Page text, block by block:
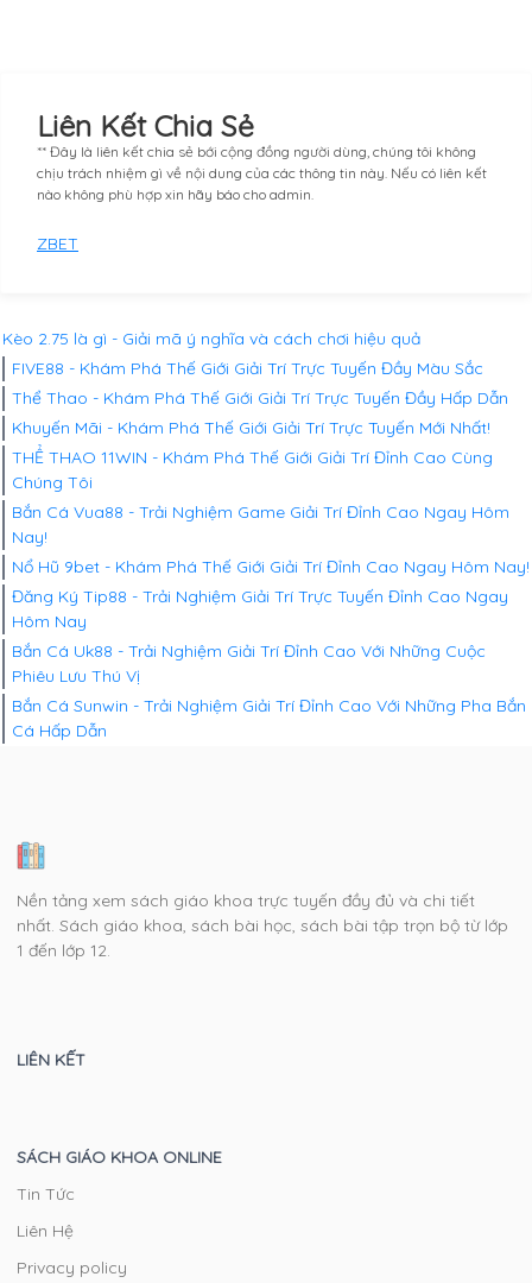
Liên Kết Chia Sẻ
** Đây là liên kết chia sẻ bới cộng đồng người dùng, chúng tôi không
chịu trách nhiệm gì về nội dung của các thông tin này. Nếu có liên kết
nào không phù hợp xin hãy báo cho admin.
ZBET
Kèo 2.75 là gì - Giải mã ý nghĩa và cách chơi hiệu quả
FIVE88 - Khám Phá Thế Giới Giải Trí Trực Tuyến Đầy Màu Sắc
Thể Thao - Khám Phá Thế Giới Giải Trí Trực Tuyến Đầy Hấp Dẫn
Khuyến Mãi - Khám Phá Thế Giới Giải Trí Trực Tuyến Mới Nhất!
THỂ THAO 11WIN - Khám Phá Thế Giới Giải Trí Đỉnh Cao Cùng
Chúng Tôi
Bắn Cá Vua88 - Trải Nghiệm Game Giải Trí Đỉnh Cao Ngay Hôm
Nay!
Nổ Hũ 9bet - Khám Phá Thế Giới Giải Trí Đỉnh Cao Ngay Hôm Nay!
Đăng Ký Tip88 - Trải Nghiệm Giải Trí Trực Tuyến Đỉnh Cao Ngay
Hôm Nay
Bắn Cá Uk88 - Trải Nghiệm Giải Trí Đỉnh Cao Với Những Cuộc
Phiêu Lưu Thú Vị
Bắn Cá Sunwin - Trải Nghiệm Giải Trí Đỉnh Cao Với Những Pha Bắn
Cá Hấp Dẫn
Nền tảng xem sách giáo khoa trực tuyến đầy đủ và chi tiết
nhất. Sách giáo khoa, sách bài học, sách bài tập trọn bộ từ lớp
1 đến lớp 12.
LIÊN KẾT
SÁCH GIÁO KHOA ONLINE
Tin Tức
Liên Hệ
Privacy policy